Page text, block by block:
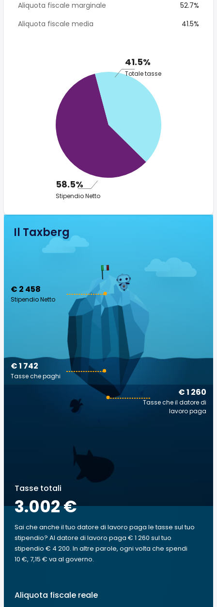
Aliquota fiscale marginale
52.7%
Aliquota fiscale media
41.5%
41.5%
Totale tasse
58.5%
Stipendio Netto
Il Taxberg
€ 2 458
Stipendio Netto
€ 1 260
Tasse che il datore di
lavoro paga
€ 1 742
Tasse che paghi
Tasse totali
3.002 €
Sai che anche il tuo datore di lavoro paga le tasse sul tuo
stipendio? Al datore di lavoro paga € 1 260 sul tuo
stipendio € 4 200. In altre parole, ogni volta che spendi
10 €, 7,15 € va al governo.
Aliquota fiscale reale